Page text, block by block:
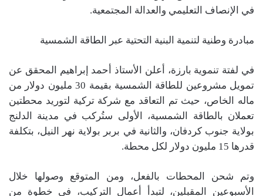
في الإنصاف التعليمي والعدالة المجتمعية.
مبادرة وطنية لتنمية البنية التحتية عبر الطاقة الشمسية
في لفتة تنموية بارزة، أعلن الأستاذ أحمد إبراهيم المحقق عن
تمويل مشروعين للطاقة الشمسية بقيمة 30 مليون دولار من
ماله الخاص، حيث تم التعاقد مع شركة تركية لتوريد محطتين
تعملان بالطاقة الشمسية، الأولى ستُركب في مدينة الدلنج
بولاية جنوب كردفان، والثانية في بربر بولاية نهر النيل، بتكلفة
قدرها 15 مليون دولار لكل محطة.
وتم شحن المحطات بالفعل، ومن المتوقع وصولها خلال
الأسبوعين المقبلين، لتبدأ أعمال التركيب، في خطوة من